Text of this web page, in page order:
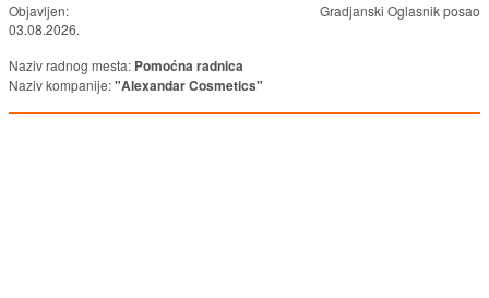
Gradjanski Oglasnik posao
Objavljen:
03.08.2026.
Naziv radnog mesta: Pomoćna radnica
Naziv kompanije:"Alexandar Cosmetics"